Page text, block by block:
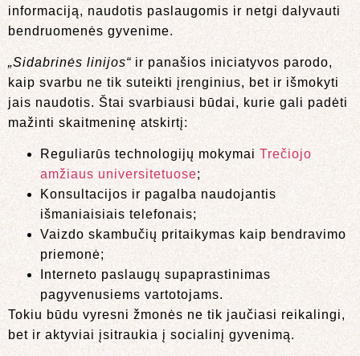
informaciją, naudotis paslaugomis ir netgi dalyvauti
bendruomenės gyvenime.
„Sidabrinės linijos“ ir panašios iniciatyvos parodo,
kaip svarbu ne tik suteikti įrenginius, bet ir išmokyti
jais naudotis. Štai svarbiausi būdai, kurie gali padėti
mažinti skaitmeninę atskirtį:
Reguliarūs technologijų mokymai Trečiojo
amžiaus universitetuose;
Konsultacijos ir pagalba naudojantis
išmaniaisiais telefonais;
Vaizdo skambučių pritaikymas kaip bendravimo
priemonė;
Interneto paslaugų supaprastinimas
pagyvenusiems vartotojams.
Tokiu būdu vyresni žmonės ne tik jaučiasi reikalingi,
bet ir aktyviai įsitraukia į socialinį gyvenimą.